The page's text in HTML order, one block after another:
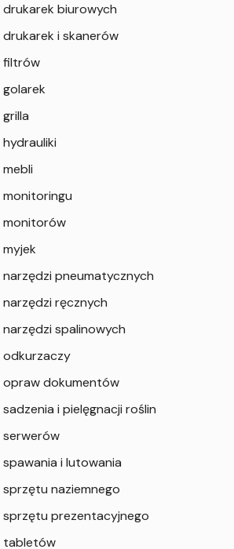
biurowych
i skanerów
filtrów
monitorów
pneumatycznych
ręcznych
spalinowych
odkurzaczy
opraw dokumentów
i pielęgnacji roślin
i lutowania
naziemnego
sprzętu prezentacyjnego
tabletów